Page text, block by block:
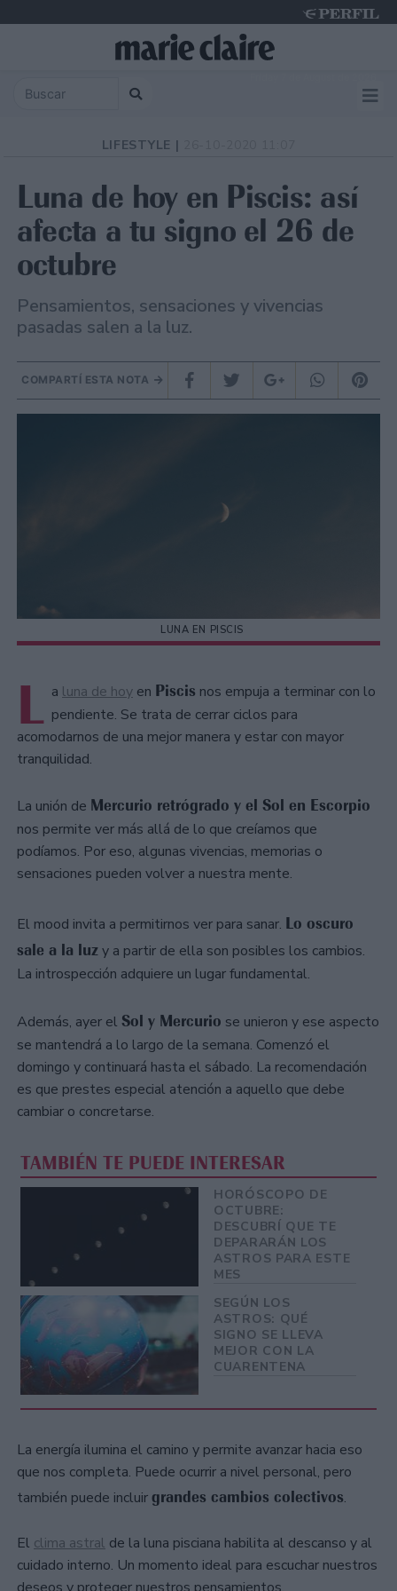
LIFESTYLE |
Luna de hoy en Piscis: así
afecta a tu signo el 26 de
octubre
Pensamientos, sensaciones y vivencias
pasadas salen a la luz.
COMPARTÍ ESTA NOTA
LUNA EN PISCIS
L a luna de hoy en Piscis nos empuja a terminar con lo
pendiente. Se trata de cerrar ciclos para
acomodarnos de una mejor manera y estar con mayor
tranquilidad.
La unión de Mercurio retrógrado y el Sol en Escorpio
nos permite ver más allá de lo que creíamos que
podíamos. Por eso, algunas vivencias, memorias o
sensaciones pueden volver a nuestra mente.
El mood invita a permitirnos ver para sanar. Lo oscuro
sale a la luzy a partir de ella son posibles los cambios.
La introspección adquiere un lugar fundamental.
Además, ayer el Sol y Mercurio se unieron y ese aspecto
se mantendrá a lo largo de la semana. Comenzó el
domingo y continuará hasta el sábado. La recomendación
es que prestes especial atención a aquello que debe
cambiar o concretarse.
TAMBIÉN TE PUEDE INTERESAR
HORÓSCOPO DE
OCTUBRE:
DESCUBRÍ QUE TE
DEPARARÁN LOS
ASTROS PARA ESTE
MES
SEGÚN LOS
ASTROS: QUÉ
SIGNO SE LLEVA
MEJOR CON LA
CUARENTENA
La energía ilumina el camino y permite avanzar hacia eso
que nos completa. Puede ocurrir a nivel personal, pero
también puede incluirgrandes cambios colectivos.
El clima astral de la luna pisciana habilita al descanso y al
cuidado interno. Un momento ideal para escuchar nuestros